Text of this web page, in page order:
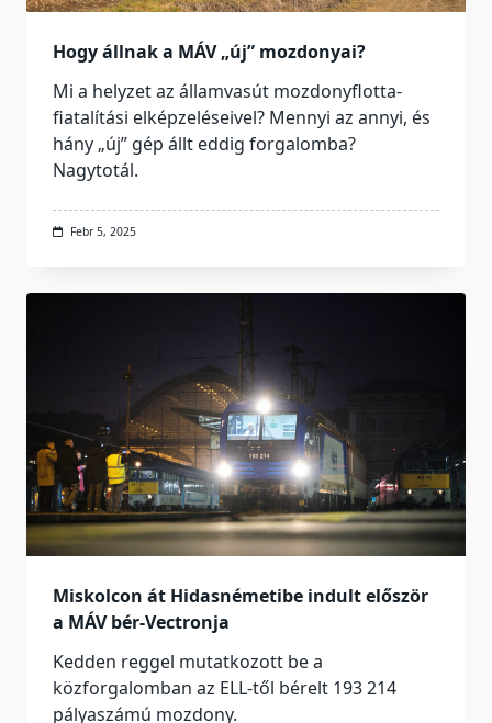
Hogy állnak a MÁV „új” mozdonyai?
Mi a helyzet az államvasút mozdonyflotta-
fiatalítási elképzeléseivel? Mennyi az annyi, és
hány „új” gép állt eddig forgalomba?
Nagytotál.
Febr 5, 2025
Miskolcon át Hidasnémetibe indult először
a MÁV bér-Vectronja
Kedden reggel mutatkozott be a
közforgalomban az ELL-től bérelt 193 214
pályaszámú mozdony.